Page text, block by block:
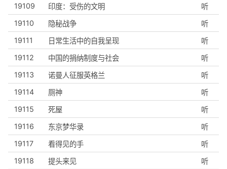
19109
印度：受伤的文明
听
19110
隐秘战争
听
19111
日常生活中的自我呈现
听
19112
中国的捐纳制度与社会
听
19113
诺曼人征服英格兰
听
19114
厕神
听
19115
死屋
听
19116
东京梦华录
听
19117
看得见的手
听
19118
提头来见
听